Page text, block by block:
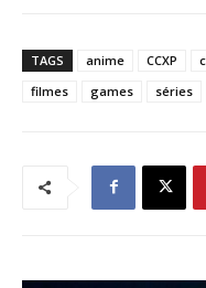
TAGS anime CCXP
filmes
games séries